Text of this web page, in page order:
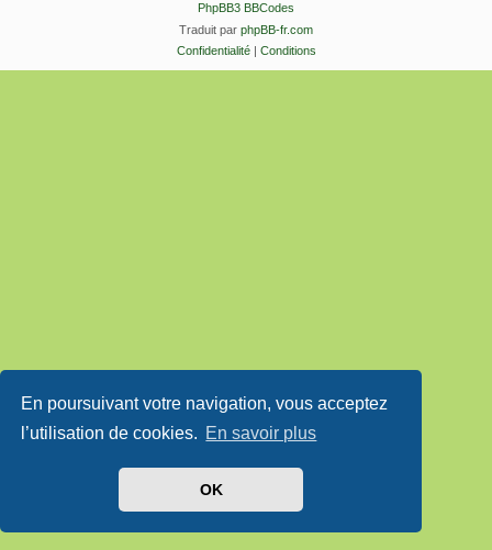
En poursuivant votre navigation, vous acceptez
l’utilisation de cookies. En savoir plus
OK
PhpBB3 BBCodes
Traduit par phpBB-fr.com
Confidentialité| Conditions